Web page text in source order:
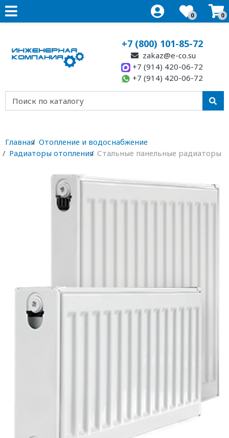
0 0
+7 (800) 101-85-72
zakaz@e-co.su
+7 (914) 420-06-72
+7 (914) 420-06-72
Главная Отопление и водоснабжение
Радиаторы отопления Стальные панельные радиаторы